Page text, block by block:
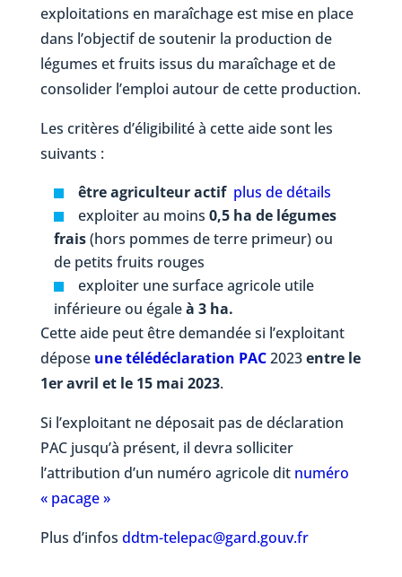
exploitations en maraîchage est mise en place
dans l’objectif de soutenir la production de
légumes et fruits issus du maraîchage et de
consolider l’emploi autour de cette production.
Les critères d’éligibilité à cette aide sont les
suivants :
être agriculteur actif plus de détails
exploiter au moins 0,5 ha de légumes
frais(hors pommes de terre primeur) ou
de petits fruits rouges
exploiter une surface agricole utile
inférieure ou égaleà 3 ha.
Cette aide peut être demandée si l’exploitant
dépose une télédéclaration PAC2023entre le
1er avril et le 15 mai 2023.
Si l’exploitant ne déposait pas de déclaration
PAC jusqu’à présent, il devra solliciter
l’attribution d’un numéro agricole dit numéro
« pacage »
Plus d’infos ddtm-telepac@gard.gouv.fr